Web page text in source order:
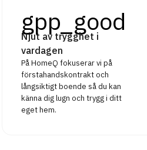
gpp_good
Njut av trygghet i
vardagen
På HomeQ fokuserar vi på
förstahandskontrakt och
långsiktigt boende så du kan
känna dig lugn och trygg i ditt
eget hem.